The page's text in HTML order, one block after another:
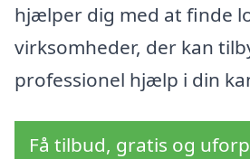
hjælper dig med at finde
virksomheder, der kan
professionel hjælp i din
Få tilbud, gratis og